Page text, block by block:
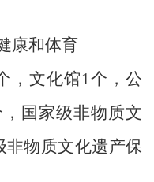
康和体育
，文化馆1 个，公
，国家级非物质文
非物质文化遗产保